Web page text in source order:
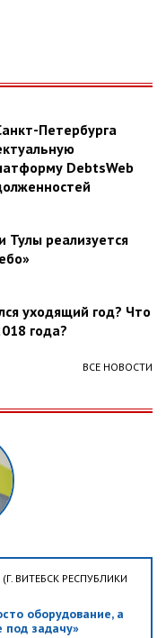
Петербурга
DebtsWeb
Тулы реализуется
уходящий год? Что
года?
ВСЕ НОВОСТИ
ВИТЕБСК РЕСПУБЛИКИ
оборудование, а
под задачу»